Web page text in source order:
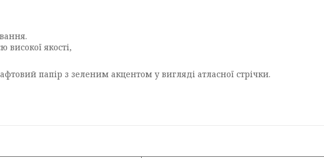
якості,
папір з зеленим акцентом у вигляді атласної стрічки.